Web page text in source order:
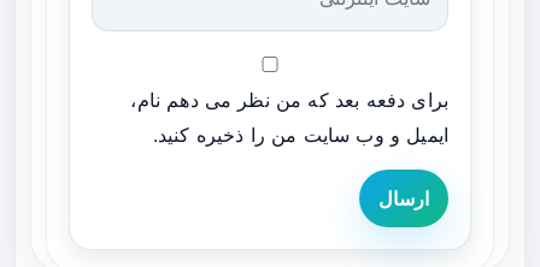
برای دفعه بعد که من نظر می دهم نام،
ایمیل و وب سایت من را ذخیره کنید.
ارسال